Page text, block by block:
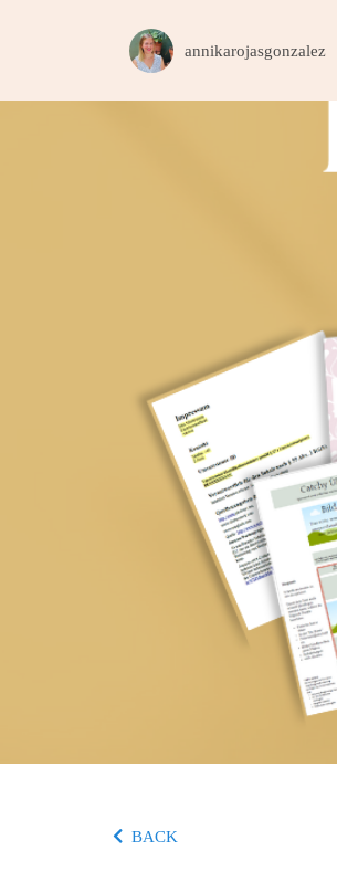
annikarojasgonzalez
BACK